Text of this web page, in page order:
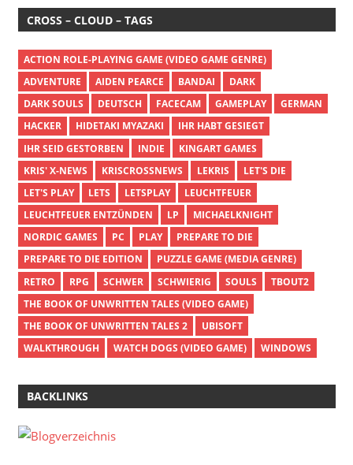
CROSS – CLOUD – TAGS
ACTION ROLE-PLAYING GAME (VIDEO GAME GENRE)
ADVENTURE
AIDEN PEARCE BANDAI
DARK
DARK SOULS
DEUTSCH FACECAM GAMEPLAY
GERMAN
HACKER
HIDETAKI MYAZAKI
IHR HABT GESIEGT
IHR SEID GESTORBEN
INDIE
KINGART GAMES
KRIS' X-NEWS
KRISCROSSNEWS LEKRIS
LET'S DIE
LET'S PLAY
LETS LETSPLAY
LEUCHTFEUER
LEUCHTFEUER ENTZÜNDEN
LP
MICHAELKNIGHT
NORDIC GAMES
PC PLAY
PREPARE TO DIE
PREPARE TO DIE EDITION
PUZZLE GAME (MEDIA GENRE)
RETRO
RPG SCHWER SCHWIERIG SOULS
TBOUT2
THE BOOK OF UNWRITTEN TALES (VIDEO GAME)
THE BOOK OF UNWRITTEN TALES 2
UBISOFT
WALKTHROUGH
WATCH DOGS (VIDEO GAME) WINDOWS
BACKLINKS